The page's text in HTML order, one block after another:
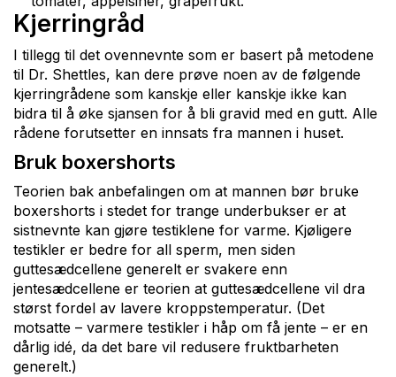
Kjerringråd
I tillegg til det ovennevnte som er basert på metodene
til Dr. Shettles, kan dere prøve noen av de følgende
kjerringrådene som kanskje eller kanskje ikke kan
bidra til å øke sjansen for å bli gravid med en gutt. Alle
rådene forutsetter en innsats fra mannen i huset.
Bruk boxershorts
Teorien bak anbefalingen om at mannen bør bruke
boxershorts i stedet for trange underbukser er at
sistnevnte kan gjøre testiklene for varme. Kjøligere
testikler er bedre for all sperm, men siden
guttesædcellene generelt er svakere enn
jentesædcellene er teorien at guttesædcellene vil dra
størst fordel av lavere kroppstemperatur. (Det
motsatte – varmere testikler i håp om få jente – er en
dårlig idé, da det bare vil redusere fruktbarheten
generelt.)